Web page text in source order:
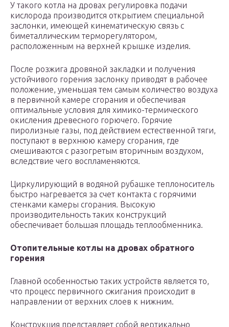
У такого котла на дровах регулировка подачи
кислорода производится открытием специальной
заслонки, имеющей кинематическую связь с
биметаллическим терморегулятором,
расположенным на верхней крышке изделия.
После розжига дровяной закладки и получения
устойчивого горения заслонку приводят в рабочее
положение, уменьшая тем самым количество воздуха
в первичной камере сгорания и обеспечивая
оптимальные условия для химико-термического
окисления древесного горючего. Горячие
пиролизные газы, под действием естественной тяги,
поступают в верхнюю камеру сгорания, где
смешиваются с разогретым вторичным воздухом,
вследствие чего воспламеняются.
Циркулирующий в водяной рубашке теплоноситель
быстро нагревается за счет контакта с горячими
стенками камеры сгорания. Высокую
производительность таких конструкций
обеспечивает большая площадь теплообменника.
Отопительные котлы на дровах обратного
горения
Главной особенностью таких устройств является то,
что процесс первичного сжигания происходит в
направлении от верхних слоев к нижним.
Конструкция представляет собой вертикально